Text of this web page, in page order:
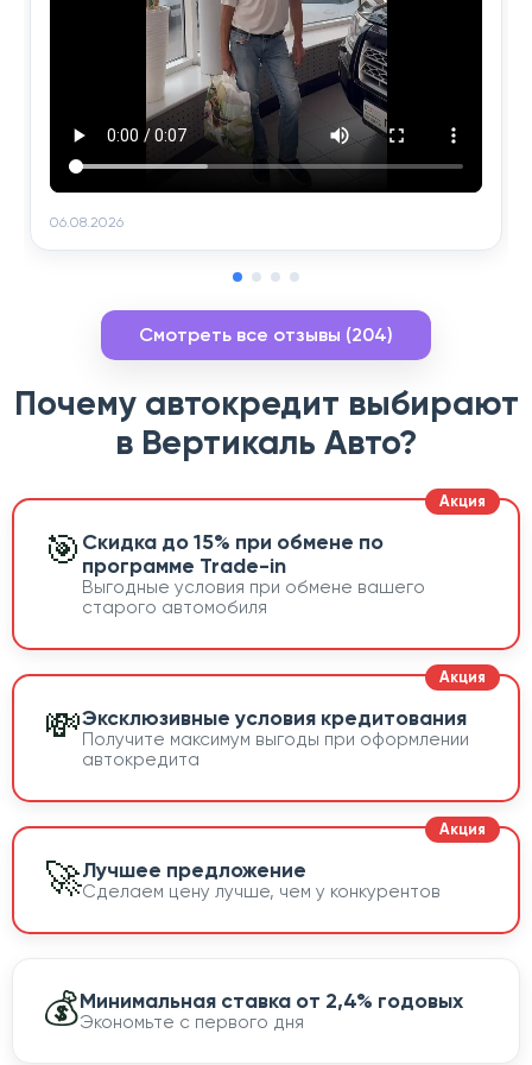
06.08.2026
Смотреть все отзывы (204)
Почему автокредит выбирают
в Вертикаль Авто?
🎯 Скидка до 15% при обмене по
программе Trade-in
Выгодные условия при обмене вашего
старого автомобиля
💸Эксклюзивные условия кредитования
Получите максимум выгоды при оформлении
автокредита
🚀Лучшее предложение
Сделаем цену лучше, чем у конкурентов
💰Минимальная ставка от 2,4% годовых
Экономьте с первого дня